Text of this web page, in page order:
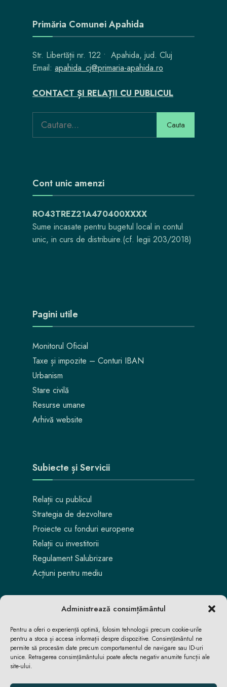
Administrează consimțământul
Pentru a oferi o experiență optimă, folosim tehnologii precum cookie-urile
pentru a stoca și accesa informații despre dispozitive. Consimțământul ne
permite să procesăm date precum comportamentul de navigare sau ID-uri
unice. Retragerea consimțământului poate afecta negativ anumite funcții ale
site-ului.
Primăria Comunei Apahida
Str. Libertății nr. 122 • Apahida, jud. Cluj
Email: apahida_cj@primaria-apahida.ro
CONTACT ȘI RELAȚII CU PUBLICUL
for:
Cauta
Cont unic amenzi
RO43TREZ21A470400XXXX
Sume incasate pentru bugetul local in contul
unic, in curs de distribuire.(cf. legii 203/2018)
Pagini utile
Monitorul Oficial
Taxe și impozite – Conturi IBAN
Urbanism
Stare civilă
Resurse umane
Arhivă website
Subiecte și Servicii
Relații cu publicul
Strategia de dezvoltare
Proiecte cu fonduri europene
Relații cu investitorii
Regulament Salubrizare
Acțiuni pentru mediu